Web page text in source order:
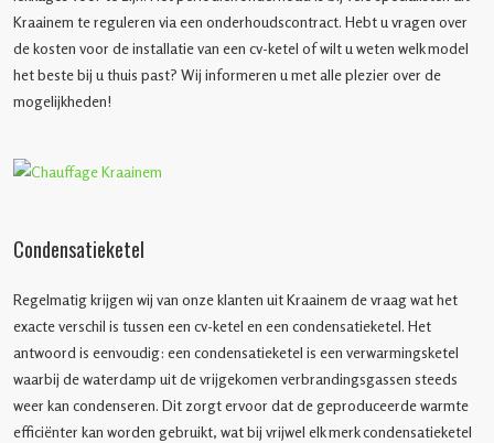
Kraainem te reguleren via een onderhoudscontract. Hebt u vragen over
de kosten voor de installatie van een cv-ketel of wilt u weten welk model
het beste bij u thuis past? Wij informeren u met alle plezier over de
mogelijkheden!
Condensatieketel
Regelmatig krijgen wij van onze klanten uit Kraainem de vraag wat het
exacte verschil is tussen een cv-ketel en een condensatieketel. Het
antwoord is eenvoudig: een condensatieketel is een verwarmingsketel
waarbij de waterdamp uit de vrijgekomen verbrandingsgassen steeds
weer kan condenseren. Dit zorgt ervoor dat de geproduceerde warmte
efficiënter kan worden gebruikt, wat bij vrijwel elk merk condensatieketel